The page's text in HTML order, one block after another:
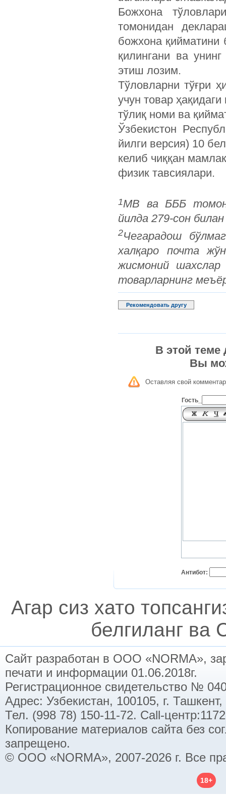
Божхона
томонидан
божхона қийматини
қилингани ва
этиш лозим.
Тўловларни тўғри
учун товар
тўлиқ номи ва
Ўзбекистон
йилги версия) 10
келиб чиққан
физик тавсиялари.
1МВ ва БББ
йилда 279-сон
2Чегарадош
халқаро почта
жисмоний
товарларнинг
Рекомендовать другу
В этой теме
Вы
Оставляя свой
Гость_
Антибот:
Агар сиз хато
белгиланг ва
Сайт разработан в ООО «NORMA»,
печати и информации 01.06.2018г.
Регистрационное свидетельство №
Адрес: Узбекистан, 100105, г.
Тел. (998 78) 150-11-72. Call-
Копирование материалов сайта без
запрещено.
© ООО «NORMA», 2007-2026 г. Все
18+